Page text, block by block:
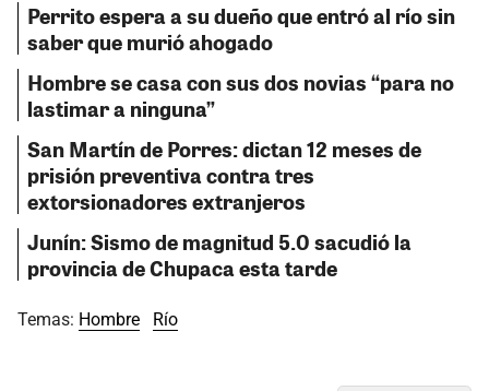
Perrito espera a su dueño que entró al río sin
saber que murió ahogado
Hombre se casa con sus dos novias “para no
lastimar a ninguna”
San Martín de Porres: dictan 12 meses de
prisión preventiva contra tres
extorsionadores extranjeros
Junín: Sismo de magnitud 5.0 sacudió la
provincia de Chupaca esta tarde
Temas: Hombre Río